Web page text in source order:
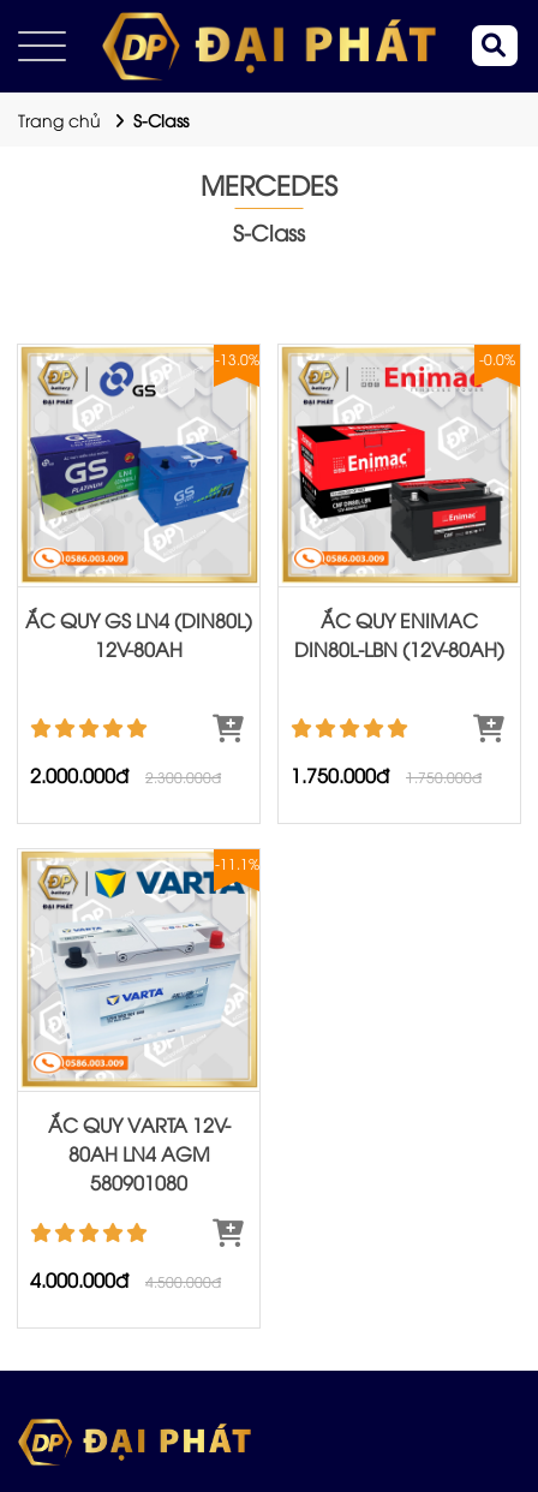
Trang chủ S-Class
MERCEDES
S-Class
-13.0%
ẮC QUY GS LN4 (DIN80L)
12V-80AH
2.000.000đ 2.300.000đ
-0.0%
ẮC QUY ENIMAC
DIN80L-LBN (12V-80AH)
1.750.000đ 1.750.000đ
-11.1%
ẮC QUY VARTA 12V-
80AH LN4 AGM
580901080
4.000.000đ 4.500.000đ